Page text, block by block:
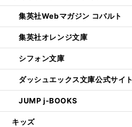
集英社Webマガジン コバルト
集英社オレンジ文庫
シフォン文庫
ダッシュエックス文庫公式サイト
JUMP j-BOOKS
キッズ